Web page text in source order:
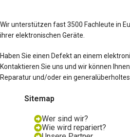
Wir unterstützen fast 3500 Fachleute in
ihrer elektronischen Geräte.
Haben Sie einen Defekt an einem
Kontaktieren Sie uns und wir können
Reparatur und/oder ein generalüberholtes
Sitemap
Wer sind wir?
Wie wird repariert?